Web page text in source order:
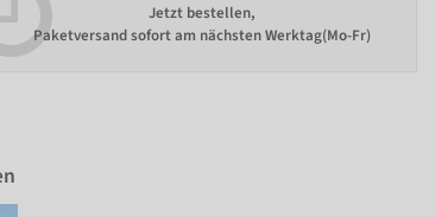
Jetzt bestellen,
Paketversand sofort am nächsten Werktag(Mo-Fr)